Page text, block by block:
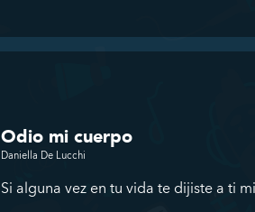
Odio mi cuerpo
Daniella De Lucchi
Si alguna vez en tu vida te dijiste a ti